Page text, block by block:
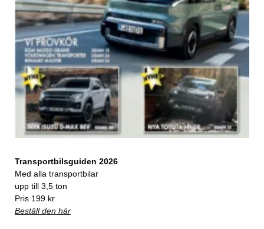
Transportbilsguiden 2026
Med alla transportbilar
upp till 3,5 ton
Pris 199 kr
Beställ den här